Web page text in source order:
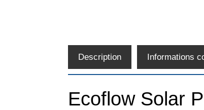
Description Informations
Ecoflow Solar